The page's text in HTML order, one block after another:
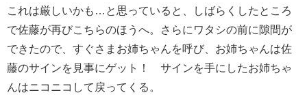
これは厳しいかも…と思っていると、しばらくしたところ
で佐藤が再びこちらのほうへ。さらにワタシの前に隙間が
できたので、すぐさまお姉ちゃんを呼び、お姉ちゃんは佐
藤のサインを見事にゲット！ サインを手にしたお姉ちゃ
んはニコニコして戻ってくる。